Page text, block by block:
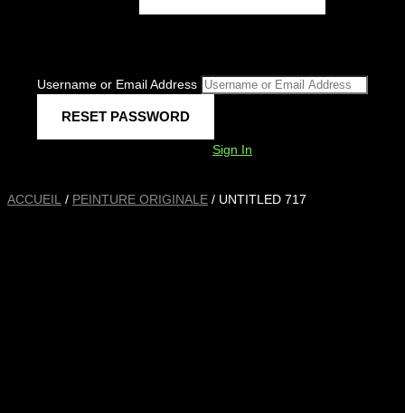
Username or Email Address
Sign In
ACCUEIL / PEINTURE ORIGINALE / UNTITLED 717